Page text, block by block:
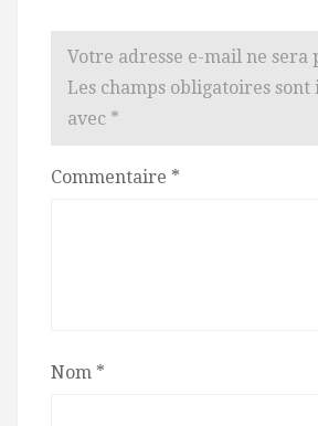
Votre adresse e-mail ne sera
Les champs obligatoires sont
avec *
Commentaire *
Nom *